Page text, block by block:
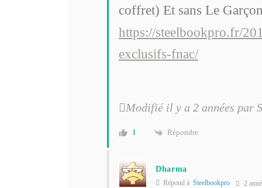
coffret) Et sans Le
https://steelbookpro.fr/
exclusifs-fnac/
Modifié il y a 2 années par
1 Répondre
Dharma
Répond à Steelbookpro 2